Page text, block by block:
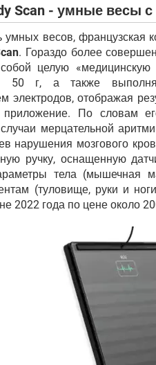
Scan - умные весы
умных весов, французская
. Гораздо более
собой целую
50 г, а также
электродов, отображая
приложение. По словам
мерцательной
нарушения мозгового
ручку, оснащенную
тела (мышечная
(туловище, руки и
2022 года по цене около